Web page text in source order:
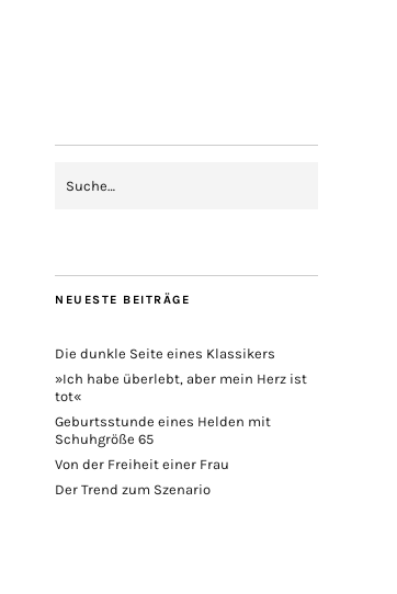
NEUESTE BEITRÄGE
Die dunkle Seite eines Klassikers
»Ich habe überlebt, aber mein Herz ist
tot«
Geburtsstunde eines Helden mit
Schuhgröße 65
Von der Freiheit einer Frau
Der Trend zum Szenario